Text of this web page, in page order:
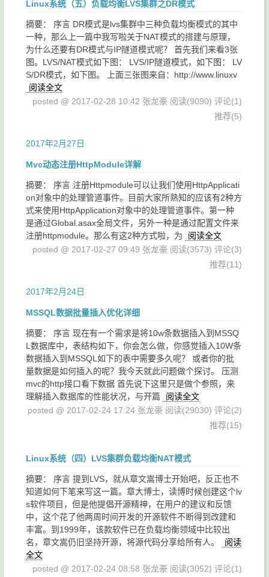
Linux系统（五）负载均衡LVS集群之DR模式
摘要： 序言 DR模式是lvs集群中三种负载均衡模式的其中
一种，那么上一篇中我写啦关于NAT模式的搭建与原理，
为什么还要有DR模式与IP隧道模式呢？ 首先我们来看3张
图。LVS/NAT模式如下图： LVS/IP隧道模式，如下图： LV
S/DR模式，如下图。 上面三张图来自：http://www.linuxv
阅读全文
posted @ 2017-02-28 10:42 张龙豪 阅读(9090) 评论(1)
推荐(5)
2017年2月27日
Mvc动态注册HttpModule详解
摘要： 序言 注册Httpmodule可以让我们使用HttpApplicati
on对象中的处理管道事件。目前大家所熟知的应该有2种方
式来使用HttpApplication对象中的处理管道事件。第一种
是通过Global.asax全局文件，另外一种是通过配置文件来
注册httpmodule。那么有这2种方式啦，为
阅读全文
posted @ 2017-02-27 09:49 张龙豪 阅读(3573) 评论(3)
推荐(11)
2017年2月24日
MSSQL数据批量插入优化详细
摘要： 序言 现在有一个需求是将10w条数据插入到MSSQ
L数据库中，表结构如下，你会怎么做，你感觉插入10W条
数据插入到MSSQL如下的表中需要多久呢？ 或者你的批
量数据是如何插入的呢？我今天就此问题做个探讨。 压测
mvc的http接口看下数据 首先说下这里只是做个参照，来
理解插入数据库的性能状况，与开篇
阅读全文
posted @ 2017-02-24 17:24 张龙豪 阅读(29030) 评论(2)
推荐(15)
Linux系统（四）LVS集群负载均衡NAT模式
摘要： 序言 提到LVS，就从章文嵩博士开始吧，反正也不
知道如何下笔来写这一篇。章大博士，读博时候创建这个lv
s软件项目，但是他提倡开源精神，在用户的建议和反馈
中，这个花了他两周时间开发的开源软件不断得到改建和
丰富。到1999年，该款软件已在负载均衡领域中比较出
名，章文嵩仍旧坚持开源，将源代码分享给所有人。
阅读
全文
posted @ 2017-02-24 08:58 张龙豪 阅读(3052) 评论(1)